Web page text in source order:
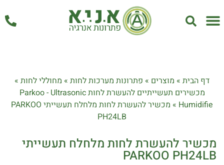
דף הבית » מוצרים » פתרונות מערכות לחות » מחוללי לחות »
מכשירים תעשייתיים להעשרת לחות Parkoo - Ultrasonic
Humidifie
»
מכשיר להעשרת לחות מלחלח תעשייתי PARKOO
PH24LB
מכשיר להעשרת לחות מלחלח תעשייתי
PARKOO PH24LB